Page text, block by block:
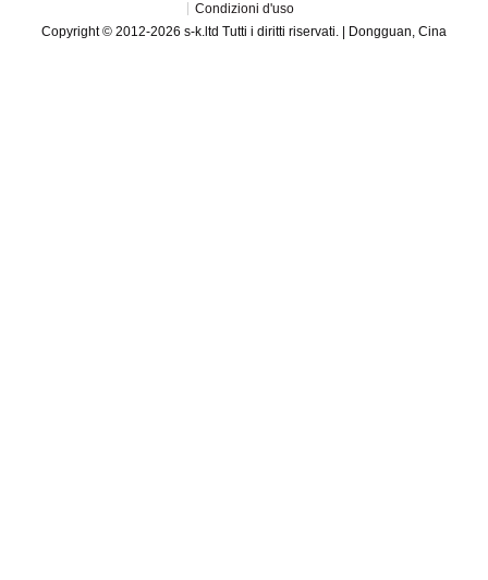
Condizioni d'uso
Copyright © 2012-2026 s-k.ltd Tutti i diritti riservati. | Dongguan, Cina